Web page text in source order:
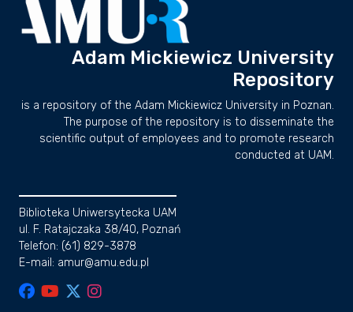
Adam Mickiewicz University
Repository
is a repository of the Adam Mickiewicz University in Poznan.
The purpose of the repository is to disseminate the
scientific output of employees and to promote research
conducted at UAM.
Biblioteka Uniwersytecka UAM
ul. F. Ratajczaka 38/40, Poznań
Telefon: (61) 829-3878
E-mail: amur@amu.edu.pl